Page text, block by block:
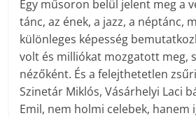
Egy műsoron belül jelent meg a
tánc, az ének, a jazz, a néptánc,
különleges képesség
volt és milliókat mozgatott meg,
nézőként. És a felejthetetlen
Szinetár Miklós, Vásárhelyi Laci
Emil, nem holmi celebek, hanem